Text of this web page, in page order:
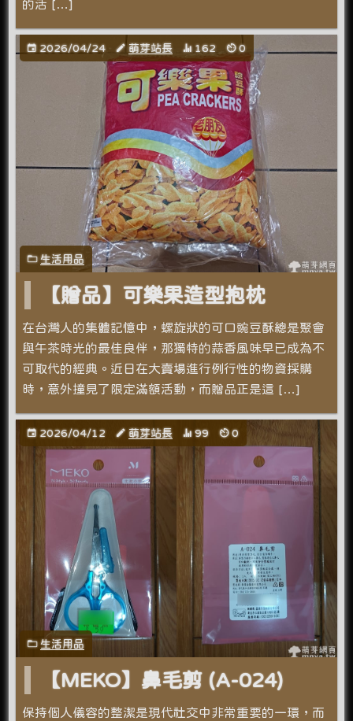
的活 […]
2026/04/24 萌芽站長 162 0
生活用品
【贈品】可樂果造型抱枕
在台灣人的集體記憶中，螺旋狀的可口豌豆酥總是聚會
與午茶時光的最佳良伴，那獨特的蒜香風味早已成為不
可取代的經典。近日在大賣場進行例行性的物資採購
時，意外撞見了限定滿額活動，而贈品正是這 […]
2026/04/12 萌芽站長 99 0
生活用品
【MEKO】鼻毛剪 (A-024)
保持個人儀容的整潔是現代社交中非常重要的一環，而